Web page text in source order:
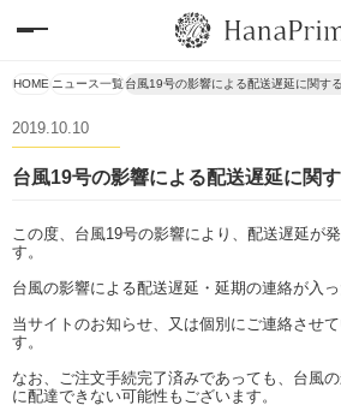
HOME ニュース一覧台風19号の影響による配送遅延に関す
2019.10.10
台風19号の影響による配送遅延に関
この度、台風19号の影響により、配送遅延が
す。
台風の影響による配送遅延・延期の連絡が入
当サイトのお知らせ、又は個別にご連絡させ
す。
なお、ご注文手続完了済みであっても、台風
に配達できない可能性もございます。